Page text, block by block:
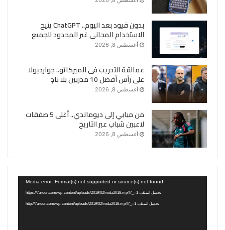
بدون قيود بعد اليوم.. ChatGPT يتيح
الاستخدام المجانى غير المحدود للجميع
أغسطس 8, 2026
عمالقة التدريب فى الميركاتو.. جوارديولا
على رأس أفضل 10 مدربين بلا نادٍ
أغسطس 8, 2026
من مبابي إلى ديوماندي.. أغلى 5 صفقات
لاعبين شباب عبر التاريخ
أغسطس 8, 2026
Media error: Format(s) not supported or source(s) not found
تحميل الملف: https://7areer.com/wp-content/uploads/2019/02/voda2018.mp4?_=1
تحميل الملف: http://7areer.com/wp-content/uploads/2019/02/voda2018.mp4?_=1